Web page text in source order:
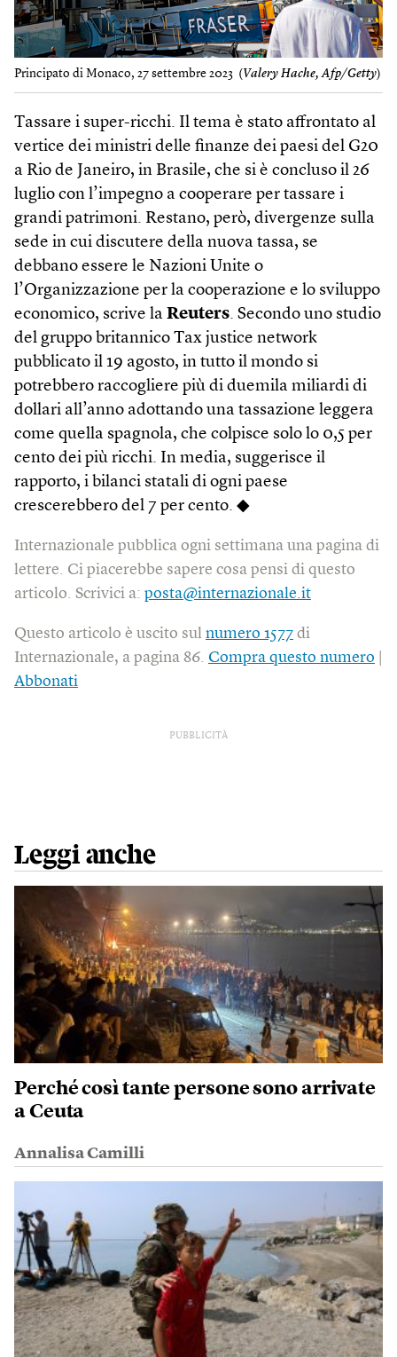
Principato di Monaco, 27 settembre 2023 (Valery Hache, Afp/Getty)
Tassare i super-ricchi. Il tema è stato affrontato al
vertice dei ministri delle finanze dei paesi del G20
a Rio de Janeiro, in Brasile, che si è concluso il 26
luglio con l’impegno a cooperare per tassare i
grandi patrimoni. Restano, però, divergenze sulla
sede in cui discutere della nuova tassa, se
debbano essere le Nazioni Unite o
l’Organizzazione per la cooperazione e lo sviluppo
economico, scrive la Reuters. Secondo uno studio
del gruppo britannico Tax justice network
pubblicato il 19 agosto, in tutto il mondo si
potrebbero raccogliere più di duemila miliardi di
dollari all’anno adottando una tassazione leggera
come quella spagnola, che colpisce solo lo 0,5 per
cento dei più ricchi. In media, suggerisce il
rapporto, i bilanci statali di ogni paese
crescerebbero del 7 per cento. ◆
Internazionale pubblica ogni settimana una pagina di
lettere. Ci piacerebbe sapere cosa pensi di questo
articolo. Scrivici a: posta@internazionale.it
Questo articolo è uscito sul numero 1577 di
Internazionale, a pagina 86. Compra questo numero
Abbonati
PUBBLICITÀ
Leggi anche
Perché così tante persone sono arrivate
a Ceuta
Annalisa Camilli